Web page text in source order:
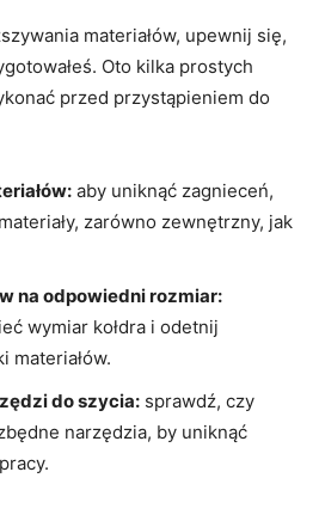
materiałów, upewnij⁤ się,
‍Oto kilka prostych
⁤przed przystąpieniem do
aby uniknąć zagnieceń,
zarówno⁣ zewnętrzny, jak
na odpowiedni rozmiar:
wymiar kołdra i odetnij
materiałów.
do szycia: sprawdź, czy
narzędzia, by uniknąć